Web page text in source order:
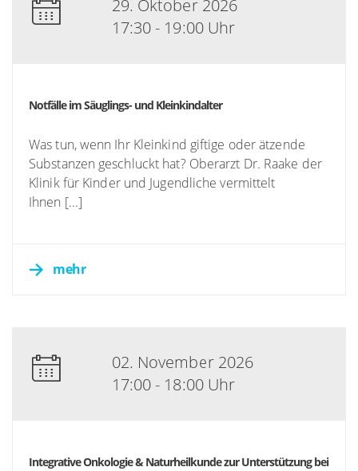
29. Oktober 2026
17:30 - 19:00 Uhr
Notfälle im Säuglings- und Kleinkindalter
Was tun, wenn Ihr Kleinkind giftige oder ätzende
Substanzen geschluckt hat? Oberarzt Dr. Raake der
Klinik für Kinder und Jugendliche vermittelt
Ihnen [...]
mehr
02. November 2026
17:00 - 18:00 Uhr
Integrative Onkologie & Naturheilkunde zur Unterstützung bei